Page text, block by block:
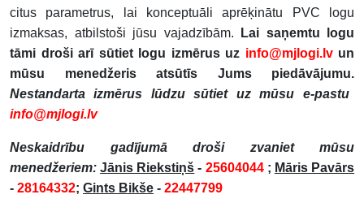
citus parametrus, lai konceptuāli aprēķinātu PVC logu
izmaksas, atbilstoši jūsu vajadzībām.
Lai saņemtu logu
tāmi droši arī sūtiet logu izmērus uz info@mjlogi.lvun
mūsu menedžeris atsūtīs Jums piedāvājumu.
Nestandarta izmērus lūdzu sūtiet uz mūsu e-pastu
info@mjlogi.lv
Neskaidrību gadījumā droši zvaniet mūsu
menedžeriem:Jānis Riekstiņš - 25604044; Māris Pavārs
- 28164332; Gints Bikše - 22447799